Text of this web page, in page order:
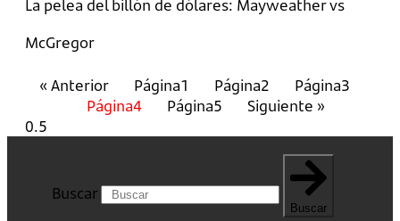
La pelea del billón de dólares: Mayweather vs
McGregor
« Anterior Página1 Página2 Página3
Página4 Página5 Siguiente »
Buscar
Buscar